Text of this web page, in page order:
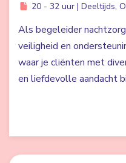
20 - 32 uur | Deeltijds,
Als begeleider
veiligheid en
waar je cliënten met
en liefdevolle aandacht